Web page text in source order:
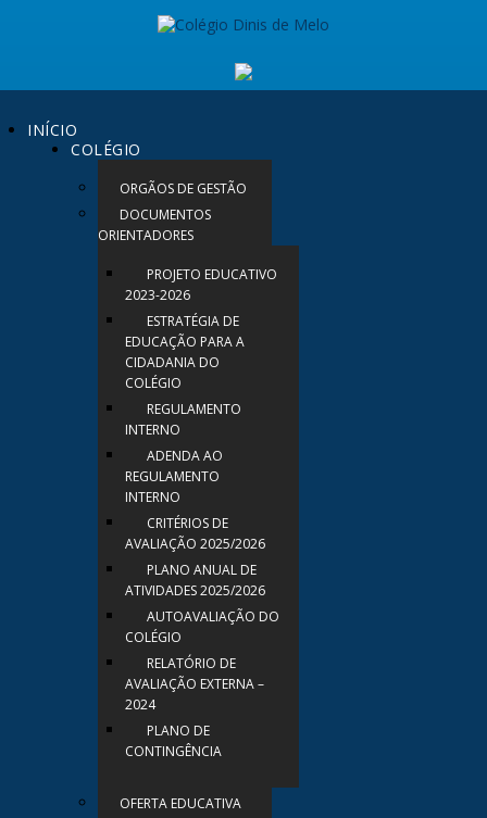
INÍCIO
COLÉGIO
ORGÃOS DE GESTÃO
DOCUMENTOS
ORIENTADORES
PROJETO EDUCATIVO
2023-2026
ESTRATÉGIA DE
EDUCAÇÃO PARA A
CIDADANIA DO
COLÉGIO
REGULAMENTO
INTERNO
ADENDA AO
REGULAMENTO
INTERNO
CRITÉRIOS DE
AVALIAÇÃO 2025/2026
PLANO ANUAL DE
ATIVIDADES 2025/2026
AUTOAVALIAÇÃO DO
COLÉGIO
RELATÓRIO DE
AVALIAÇÃO EXTERNA –
2024
PLANO DE
CONTINGÊNCIA
OFERTA EDUCATIVA